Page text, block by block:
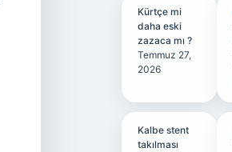
Kürtçe mi
daha eski
zazaca mı ?
Temmuz 27,
2026
Kalbe stent
takılması